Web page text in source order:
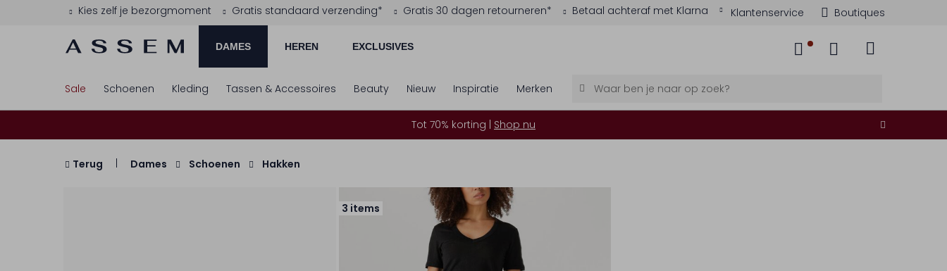
Kies zelf je bezorgmoment Gratis standaard verzending* Gratis 30 dagen retourneren* Betaal achteraf met Klarna Klantenservice Boutiques
DAMES HEREN EXCLUSIVES
Sale Schoenen Kleding Tassen & Accessoires Beauty Nieuw Inspiratie Merken
Tot 70% korting | Shop nu
Terug Dames Schoenen Hakken
3 items